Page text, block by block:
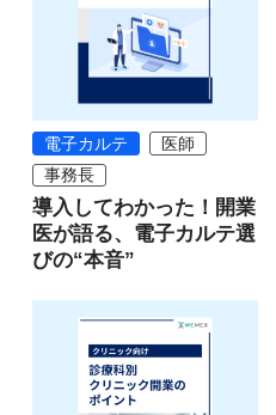
電子カルテ
医師
事務長
導入してわかった！開業
医が語る、電子カルテ選
びの“本音”